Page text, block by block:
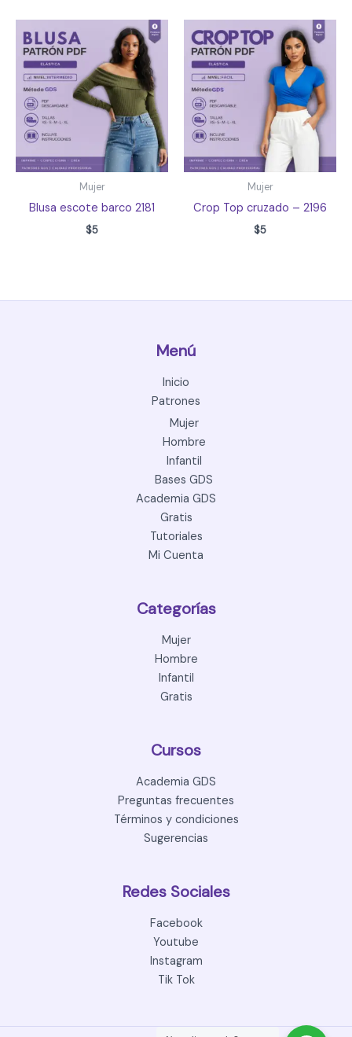
Mujer
Blusa escote barco 2181
$5
Mujer
Crop Top cruzado – 2196
$5
Menú
Inicio
Patrones
Mujer
Hombre
Infantil
Bases GDS
Academia GDS
Gratis
Tutoriales
Mi Cuenta
Categorías
Mujer
Hombre
Infantil
Gratis
Cursos
Academia GDS
Preguntas frecuentes
Términos y condiciones
Sugerencias
Redes Sociales
Facebook
Youtube
Instagram
Tik Tok